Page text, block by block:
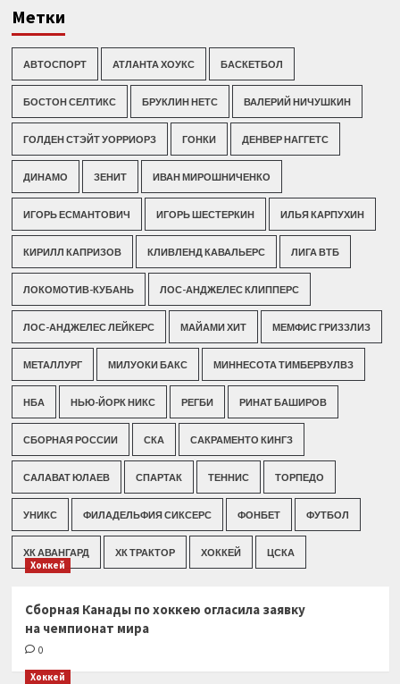
Метки
АВТОСПОРТ АТЛАНТА ХОУКС БАСКЕТБОЛ
БОСТОН СЕЛТИКС БРУКЛИН НЕТС ВАЛЕРИЙ НИЧУШКИН
ГОЛДЕН СТЭЙТ УОРРИОРЗ ГОНКИ ДЕНВЕР НАГГЕТС
ДИНАМО ЗЕНИТ ИВАН МИРОШНИЧЕНКО
ИГОРЬ ЕСМАНТОВИЧ ИГОРЬ ШЕСТЕРКИН ИЛЬЯ КАРПУХИН
КИРИЛЛ КАПРИЗОВ КЛИВЛЕНД КАВАЛЬЕРС ЛИГА ВТБ
ЛОКОМОТИВ-КУБАНЬ ЛОС-АНДЖЕЛЕС КЛИППЕРС
ЛОС-АНДЖЕЛЕС ЛЕЙКЕРС МАЙАМИ ХИТ МЕМФИС ГРИЗЗЛИЗ
МЕТАЛЛУРГ МИЛУОКИ БАКС МИННЕСОТА ТИМБЕРВУЛВЗ
НБА НЬЮ-ЙОРК НИКС РЕГБИ РИНАТ БАШИРОВ
СБОРНАЯ РОССИИ СКА САКРАМЕНТО КИНГЗ
САЛАВАТ ЮЛАЕВ СПАРТАК ТЕННИС ТОРПЕДО
УНИКС ФИЛАДЕЛЬФИЯ СИКСЕРС ФОНБЕТ ФУТБОЛ
ХК АВАНГАРД ХК ТРАКТОР ХОККЕЙ ЦСКА
Хоккей
Сборная Канады по хоккею огласила заявку
на чемпионат мира
0
Хоккей